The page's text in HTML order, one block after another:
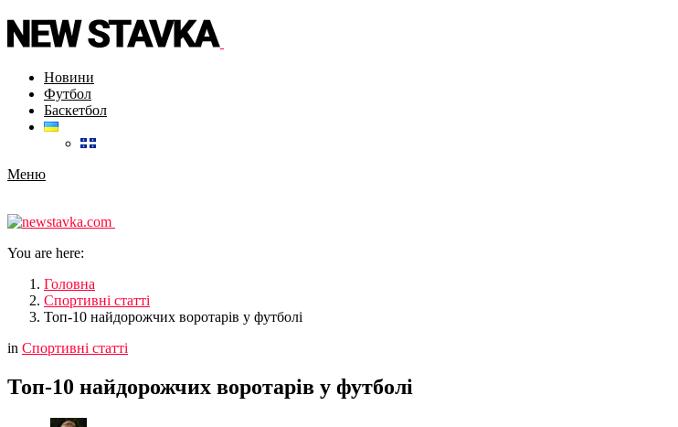
Новини
Футбол
Баскетбол
Меню
You are here:
Головна
Спортивні статті
Топ-10 найдорожчих воротарів у футболі
in Спортивні статті
Топ-10 найдорожчих воротарів у футболі